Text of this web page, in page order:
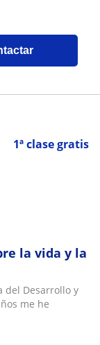
1ª clase gratis
la vida y la
del Desarrollo y
me he